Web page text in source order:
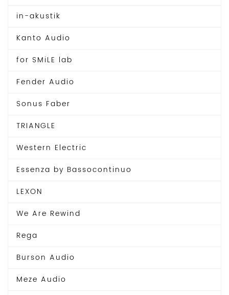
in-akustik
Kanto Audio
for SMiLE lab
Fender Audio
Sonus Faber
TRIANGLE
Western Electric
Essenza by Bassocontinuo
LEXON
We Are Rewind
Rega
Burson Audio
Meze Audio